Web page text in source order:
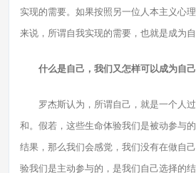
实现的需要。如果按照另一位人本主义心
来说，所谓自我实现的需要，也就是成为自
什么是自己，我们又怎样可以成为自
罗杰斯认为，所谓自己，就是一个人过
和。假若，这些生命体验我们是被动参与
结果，那么我们会感觉，我们没有在做自
验我们是主动参与的，是我们自己选择的